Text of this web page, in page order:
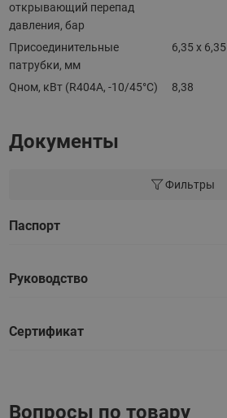
открывающий перепад
давления, бар
Присоединительные
патрубки, мм
6,35 x 6,35
Qном, кВт (R404A, -10/45°C) 8,38
Документы
Фильтры
Паспорт
Руководство
Сертификат
Вопросы по товару